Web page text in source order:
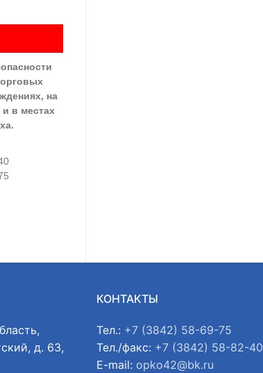
на
в местах
д. 63,
КОНТАКТЫ
Тел.: +7 (3842) 58-69-75
Тел./факс: +7 (3842) 58-82-40
E-mail: opko42@bk.ru